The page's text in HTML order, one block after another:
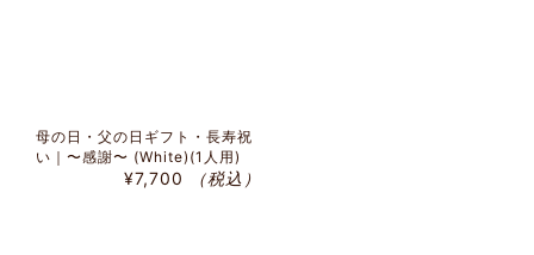
母の日・父の日ギフト・長寿祝
い｜〜感謝〜 (White)(1人用)
¥7,700 （税込）